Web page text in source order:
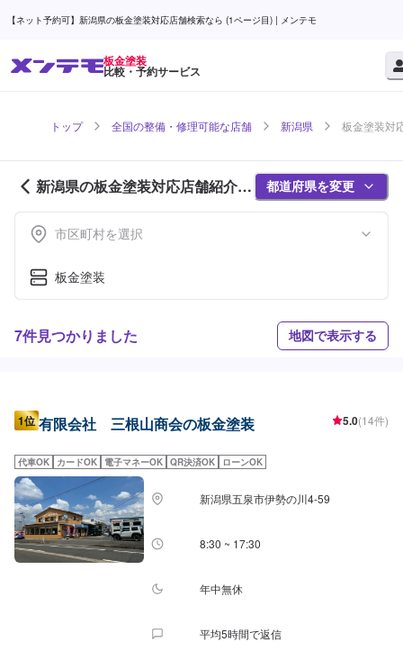
【ネット予約可】新潟県の板金塗装対応店舗検索なら (1ページ目) | メンテモ
板金塗装
比較・予約サービス
トップ 全国の整備・修理可能な店舗 新潟県 板金塗装対
新潟県の板金塗装対応店舗紹介 (1
ページ目)
都道府県を変更
市区町村を選択
板金塗装
7件見つかりました 地図で表示する
1位 有限会社 三根山商会の板金塗装 5.0(14件)
代車OK カードOK 電子マネーOK QR決済OK ローンOK
新潟県五泉市伊勢の川4-59
8:30 ~ 17:30
年中無休
平均5時間で返信